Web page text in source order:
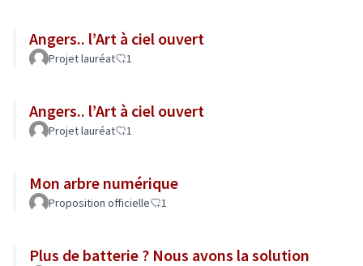
Angers.. l’Art à ciel ouvert
Projet lauréat 1
Angers.. l’Art à ciel ouvert
Projet lauréat 1
Mon arbre numérique
Proposition officielle 1
Plus de batterie ? Nous avons la solution